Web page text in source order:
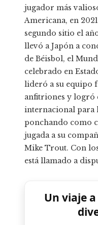
jugador más
Americana, en
segundo sitio el
llevó a Japón a
de Béisbol, el
celebrado en
lideró a su equipo
anfitriones y logró
internacional para
ponchando como
jugada a su
Mike Trout. Con
está llamado a
Un viaje